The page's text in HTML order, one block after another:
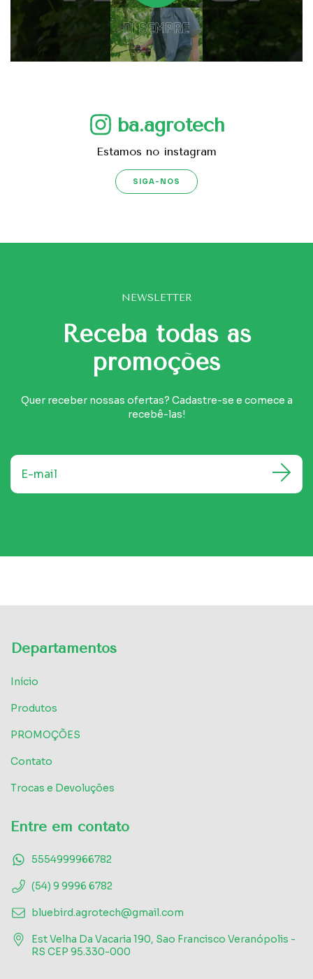
ba.agrotech
Estamos no instagram
SIGA-NOS
NEWSLETTER
Receba todas as
promoções
Quer receber nossas ofertas? Cadastre-se e comece a
recebê-las!
Departamentos
Início
Produtos
PROMOÇÕES
Contato
Trocas e Devoluções
Entre em contato
5554999966782
(54) 9 9996 6782
bluebird.agrotech@gmail.com
Est Velha Da Vacaria 190, Sao Francisco Veranópolis -
RS CEP 95.330-000